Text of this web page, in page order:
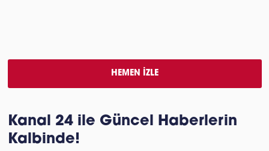
HEMEN İZLE
Kanal 24 ile Güncel Haberlerin
Kalbinde!